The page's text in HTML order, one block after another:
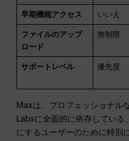
早期機能アクセス いいえ
ファイルのアップ
ロード
無制限
サポートレベル 優先度
Maxは、プロフェッショナル
Labsに全面的に依存している
にするユーザーのために特別